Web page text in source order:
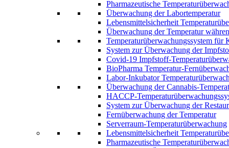
Pharmazeutische
Überwachung der Labortemperatur
Lebensmittelsicherheit
Überwachung der Temperatur
Temperaturüberwachungssystem für
System zur Überwachung der
Covid-19 Impfstoff-
BioPharma Temperatur-
Labor-Inkubator
Überwachung der Cannabis-
HACCP-
System zur Überwachung der
Fernüberwachung der Temperatur
Serverraum-Temperaturüberwachung
Lebensmittelsicherheit
Pharmazeutische